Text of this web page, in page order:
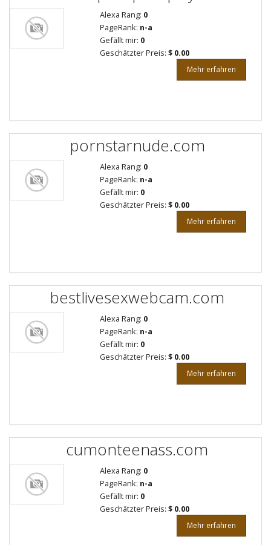
Alexa Rang: 0
PageRank: n-a
Gefällt mir: 0
Geschätzter Preis: $ 0.00
Mehr erfahren
pornstarnude.com
Alexa Rang: 0
PageRank: n-a
Gefällt mir: 0
Geschätzter Preis: $ 0.00
Mehr erfahren
bestlivesexwebcam.com
Alexa Rang: 0
PageRank: n-a
Gefällt mir: 0
Geschätzter Preis: $ 0.00
Mehr erfahren
cumonteenass.com
Alexa Rang: 0
PageRank: n-a
Gefällt mir: 0
Geschätzter Preis: $ 0.00
Mehr erfahren